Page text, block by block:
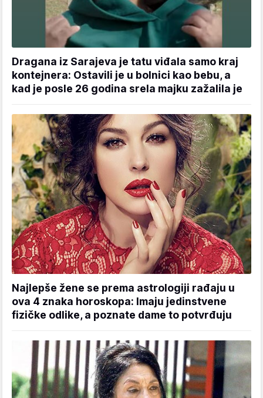
Dragana iz Sarajeva je tatu viđala samo kraj
kontejnera: Ostavili je u bolnici kao bebu, a
kad je posle 26 godina srela majku zažalila je
Najlepše žene se prema astrologiji rađaju u
ova 4 znaka horoskopa: Imaju jedinstvene
fizičke odlike, a poznate dame to potvrđuju